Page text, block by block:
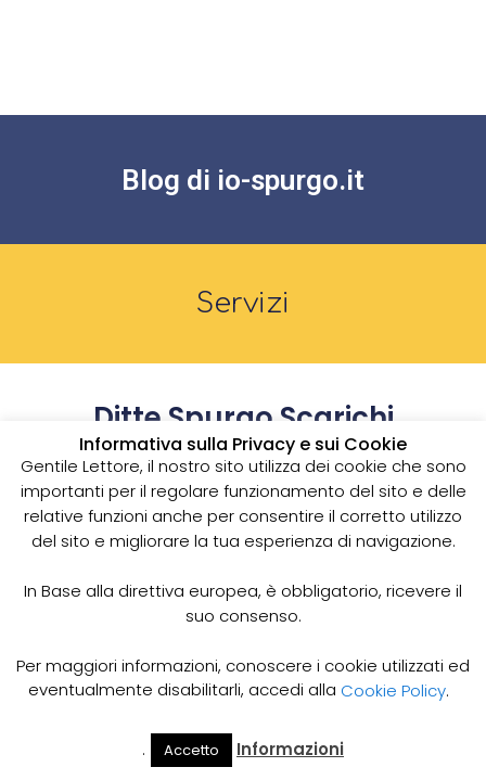
Blog di io-spurgo.it
Servizi
Ditte Spurgo Scarichi
Domestici - Servizi
Professionali per la Pulizia
degli Scarichi
Hai bisogno di una ditta specializzata per lo spurgo
degli scarichi domestici? Affidati alla nostra
esperienza pluriennale per la pulizia degli impianti di
scarico con servizi professionali a prezzi
competitivi. Contattaci ora!
Servizio Spurgo Scarichi
Rimozione Tappi e Intasamenti degli Scarichi
Cerca Il Mio
Informativa sulla Privacy e sui Cookie
Gentile Lettore, il nostro sito utilizza dei cookie che sono
importanti per il regolare funzionamento del sito e delle
relative funzioni anche per consentire il corretto utilizzo
del sito e migliorare la tua esperienza di navigazione.
In Base alla direttiva europea, è obbligatorio, ricevere il
suo consenso.
Per maggiori informazioni, conoscere i cookie utilizzati ed
eventualmente disabilitarli, accedi alla Cookie Policy.
. Accetto Informazioni